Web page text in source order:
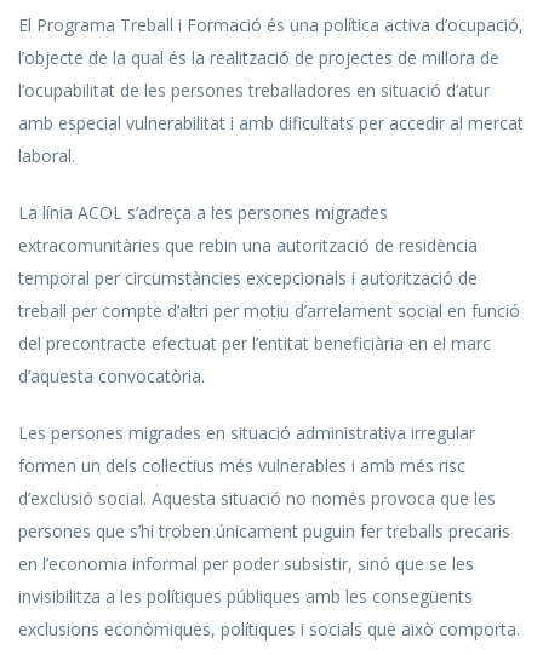
El Programa Treball i Formació és una política activa d’ocupació,
l’objecte de la qual és la realització de projectes de millora de
l’ocupabilitat de les persones treballadores en situació d’atur
amb especial vulnerabilitat i amb dificultats per accedir al mercat
laboral.
La línia ACOL s’adreça a les persones migrades
extracomunitàries que rebin una autorització de residència
temporal per circumstàncies excepcionals i autorització de
treball per compte d’altri per motiu d’arrelament social en funció
del precontracte efectuat per l’entitat beneficiària en el marc
d’aquesta convocatòria.
Les persones migrades en situació administrativa irregular
formen un dels col·lectius més vulnerables i amb més risc
d’exclusió social. Aquesta situació no només provoca que les
persones que s’hi troben únicament puguin fer treballs precaris
en l’economia informal per poder subsistir, sinó que se les
invisibilitza a les polítiques públiques amb les consegüents
exclusions econòmiques, polítiques i socials que això comporta.